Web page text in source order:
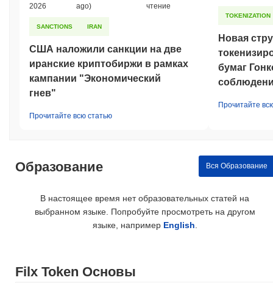
2026
ago)
чтение
SANCTIONS IRAN
США наложили санкции на две
иранские криптобиржи в рамках
кампании "Экономический
гнев"
Прочитайте всю статью
TOKENIZATION
Новая
бумаг
Прочитайте
Образование Вся Образование
В настоящее время нет образовательных статей на
выбранном языке. Попробуйте просмотреть на другом
языке, например English
Filx Token Основы